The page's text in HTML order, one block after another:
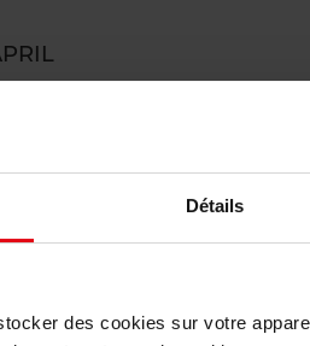
Détails
des cookies sur votre